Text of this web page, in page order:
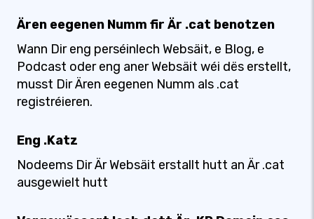
Ären eegenen Numm fir Är .cat benotzen
Wann Dir eng perséinlech Websäit, e Blog, e
Podcast oder eng aner Websäit wéi dës erstellt,
musst Dir Ären eegenen Numm als .cat
registréieren.
Eng .Katz
Nodeems Dir Är Websäit erstallt hutt an Är .cat
ausgewielt hutt